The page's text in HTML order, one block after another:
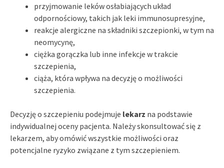
przyjmowanie leków osłabiających układ
odpornościowy, takich jak leki immunosupresyjne,
reakcje alergiczne na składniki szczepionki, w tym na
neomycynę,
ciężka gorączka lub inne infekcje w trakcie
szczepienia,
ciąża, która wpływa na decyzję o możliwości
szczepienia.
Decyzję o szczepieniu podejmuje lekarz na podstawie
indywidualnej oceny pacjenta. Należy skonsultować się z
lekarzem, aby omówić wszystkie możliwości oraz
potencjalne ryzyko związane z tym szczepieniem.